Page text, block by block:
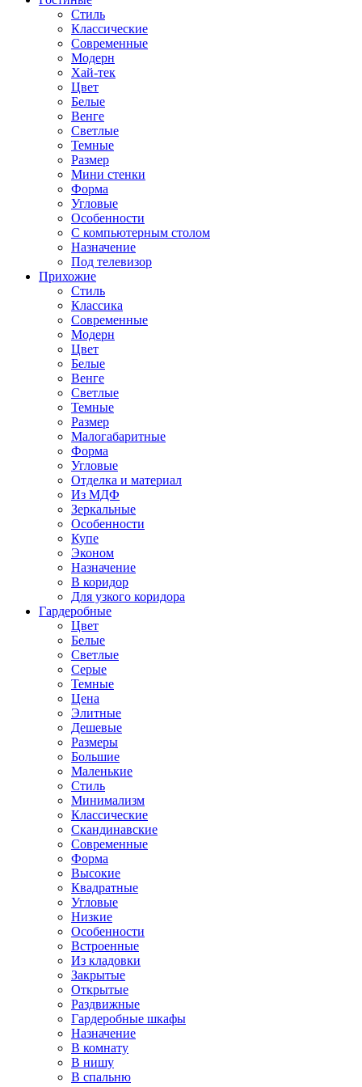
Стиль
Классические
Современные
Модерн
Хай-тек
Цвет
Белые
Венге
Светлые
Темные
Размер
Мини стенки
Форма
Угловые
Особенности
С компьютерным столом
Назначение
Под телевизор
Прихожие
Стиль
Классика
Современные
Модерн
Цвет
Белые
Венге
Светлые
Темные
Размер
Малогабаритные
Форма
Угловые
Отделка и материал
Из МДФ
Зеркальные
Особенности
Купе
Эконом
Назначение
В коридор
Для узкого коридора
Гардеробные
Цвет
Белые
Светлые
Серые
Темные
Цена
Элитные
Дешевые
Размеры
Большие
Маленькие
Стиль
Минимализм
Классические
Скандинавские
Современные
Форма
Высокие
Квадратные
Угловые
Низкие
Особенности
Встроенные
Из кладовки
Закрытые
Открытые
Раздвижные
Гардеробные шкафы
Назначение
В комнату
В нишу
В спальню